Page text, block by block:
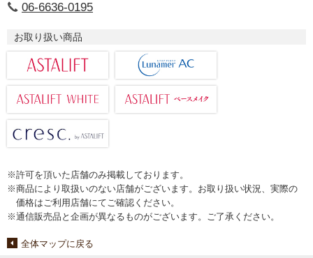
06-6636-0195
お取り扱い商品
※許可を頂いた店舗のみ掲載しております。
※商品により取扱いのない店舗がございます。お取り扱い状況、実際の
価格はご利用店舗にてご確認ください。
※通信販売品と企画が異なるものがございます。ご了承ください。
全体マップに戻る